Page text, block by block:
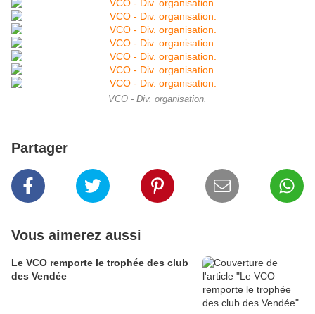
VCO - Div. organisation.
Partager
Vous aimerez aussi
Le VCO remporte le trophée des club
des Vendée